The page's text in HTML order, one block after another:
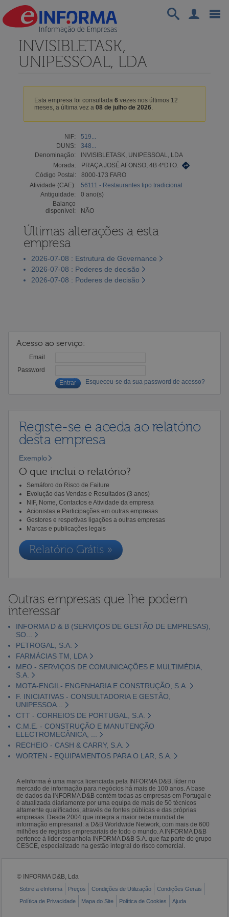
INVISIBLETASK,
UNIPESSOAL, LDA
Esta empresa foi consultada 6 vezes nos últimos 12
meses, a última vez a 08 de julho de 2026.
NIF:
519...
DUNS:
348...
Denominação:
INVISIBLETASK, UNIPESSOAL, LDA
Morada:
PRAÇA JOSÉ AFONSO, 4B 4ºDTO.
Código Postal:
8000-173 FARO
Atividade (CAE):
56111 - Restaurantes tipo tradicional
Antiguidade:
0 ano(s)
Balanço
disponível:
NÃO
Últimas alterações a esta
empresa
2026-07-08 : Estrutura de Governance
2026-07-08 : Poderes de decisão
2026-07-08 : Poderes de decisão
Acesso ao serviço:
Email
Password
Esqueceu-se da sua password de acesso?
Registe-se e aceda ao relatório
desta empresa
Exemplo
O que inclui o relatório?
Semáforo do Risco de Failure
Evolução das Vendas e Resultados (3 anos)
NIF, Nome, Contactos e Atividade da empresa
Acionistas e Participações em outras empresas
Gestores e respetivas ligações a outras empresas
Marcas e publicações legais
Relatório Grátis »
Outras empresas que lhe podem
interessar
INFORMA D & B (SERVIÇOS DE GESTÃO DE EMPRESAS),
SO...
PETROGAL, S.A.
FARMÁCIAS TM, LDA
MEO - SERVIÇOS DE COMUNICAÇÕES E MULTIMÉDIA,
S.A.
MOTA-ENGIL- ENGENHARIA E CONSTRUÇÃO, S.A.
F. INICIATIVAS - CONSULTADORIA E GESTÃO,
UNIPESSOA...
CTT - CORREIOS DE PORTUGAL, S.A.
C.M.E. - CONSTRUÇÃO E MANUTENÇÃO
ELECTROMECÂNICA, ...
RECHEIO - CASH & CARRY, S.A.
WORTEN - EQUIPAMENTOS PARA O LAR, S.A.
A eInforma é uma marca licenciada pela INFORMA D&B, líder no
mercado de informação para negócios há mais de 100 anos. A base
de dados da INFORMA D&B contém todas as empresas em Portugal e
é atualizada diariamente por uma equipa de mais de 50 técnicos
altamente qualificados, através de fontes públicas e das próprias
empresas. Desde 2004 que integra a maior rede mundial de
informação empresarial: a D&B Worldwide Network, com mais de 600
milhões de registos empresariais de todo o mundo. A INFORMA D&B
pertence à líder espanhola INFORMA D&B S.A. que faz parte do grupo
CESCE, especializado na gestão integral do risco comercial.
© INFORMA D&B, Lda
Sobre a eInforma Preços Condições de Utilização
Condições Gerais
Política de Privacidade
Mapa do Site Política de Cookies Ajuda